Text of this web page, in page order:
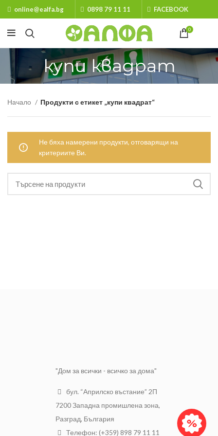
online@ealfa.bg 0898 79 11 11 FACEBOOK
0
купи квадрат
Начало Продукти с етикет „купи квадрат“
Не бяха намерени продукти, отговарящи на
критериите Ви.
"Дом за всички - всичко за дома"
бул. “Априлско въстание” 2П
7200 Западна промишлена зона,
Разград, България
Телефон: (+359) 898 79 11 11